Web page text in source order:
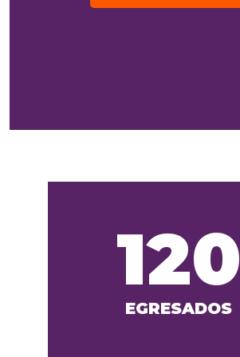
120
EGRESADOS